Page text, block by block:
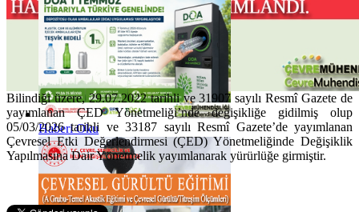
Haberi Oku
Bilindiği üzere, 29.07.2022 tarihli ve 31907 sayılı Resmî Gazete de
yayımlanan ÇED Yönetmeliği’nde değişikliğe gidilmiş olup
05/03/2026 tarihli ve 33187 sayılı Resmî Gazete’de yayımlanan
Çevresel Etki Değerlendirmesi (ÇED) Yönetmeliğinde Değişiklik
Yapılmasına Dair Yönetmelik yayımlanarak yürürlüğe girmiştir.